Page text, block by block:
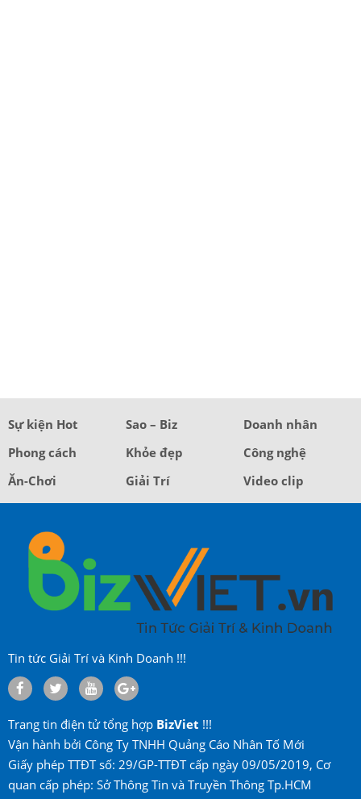
Sự kiện Hot Sao – Biz
Doanh nhân
Phong cách
Khỏe đẹp
Công nghệ
Ăn-Chơi
Giải Trí Video clip
Tin tức Giải Trí và Kinh Doanh !!!
Trang tin điện tử tổng hợp BizViet !!!
Vận hành bởi Công Ty TNHH Quảng Cáo Nhân Tố Mới
Giấy phép TTĐT số: 29/GP-TTĐT cấp ngày 09/05/2019, Cơ
quan cấp phép: Sở Thông Tin và Truyền Thông Tp.HCM